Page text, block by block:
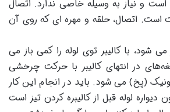
و نیاز به وسیله خاصی ندارد. اتصال
اتصال، حلقه و مهره ای که روی آن
شود، با کالیبر توی لوله را کمی باز می
در انتهای کالیبر با حرکت چرخشی
(پخ) می شود. باید در انجام این کار
لوله قبل از کالیبره کردن تیز است